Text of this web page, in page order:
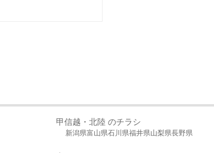
甲信越・北陸 のチラシ
新潟県富山県石川県福井県山梨県長野県